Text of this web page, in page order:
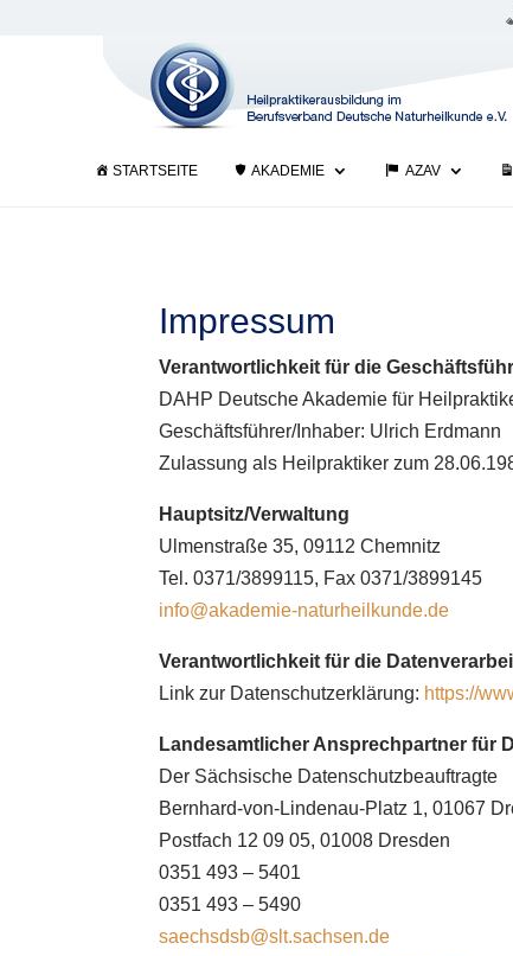
STARTSEITE AKADEMIE AZAV
Impressum
Verantwortlichkeit für die
DAHP Deutsche Akademie für
Geschäftsführer/Inhaber: Ulrich Erdmann
Zulassung als Heilpraktiker zum
Hauptsitz/Verwaltung
Ulmenstraße 35, 09112 Chemnitz
Tel. 0371/3899115, Fax 0371/3899145
info@akademie-naturheilkunde.de
Verantwortlichkeit für die
Link zur Datenschutzerklärung: https://
Landesamtlicher Ansprechpartner für
Der Sächsische Datenschutzbeauftragte
Bernhard-von-Lindenau-Platz 1, 01067
Postfach 12 09 05, 01008 Dresden
0351 493 – 5401
0351 493 – 5490
saechsdsb@slt.sachsen.de